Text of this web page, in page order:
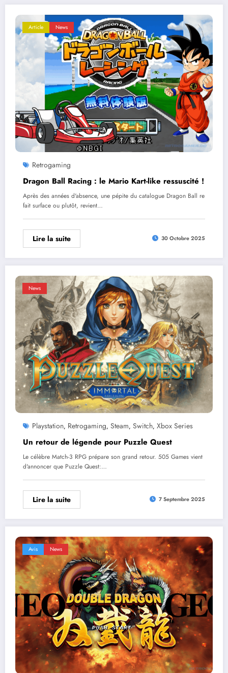
Article News
Retrogaming
Dragon Ball Racing : le Mario Kart-like ressuscité !
Après des années d'absence, une pépite du catalogue Dragon Ball re
fait surface ou plutôt, revient…
Lire la suite 30 Octobre 2025
News
Playstation, Retrogaming, Steam, Switch, Xbox Series
Un retour de légende pour Puzzle Quest
Le célèbre Match-3 RPG prépare son grand retour. 505 Games vient
d'annoncer que Puzzle Quest:…
Lire la suite 7 Septembre 2025
Avis News